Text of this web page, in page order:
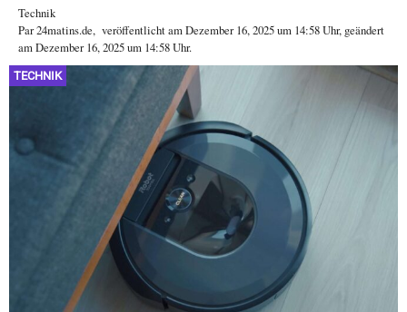
Technik
Par24matins.de, veröffentlicht amDezember 16, 2025um 14:58 Uhr, geändert
am Dezember 16, 2025 um 14:58 Uhr.
TECHNIK